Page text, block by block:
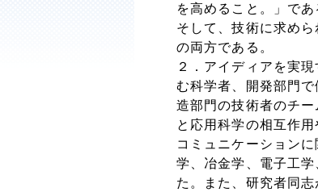
を高めること。」で
そして、技術に求め
の両方である。
２．アイディアを実
む科学者、開発部門
造部門の技術者のチ
と応用科学の相互作
コミュニケーション
学、冶金学、電子工
た。また、研究者同